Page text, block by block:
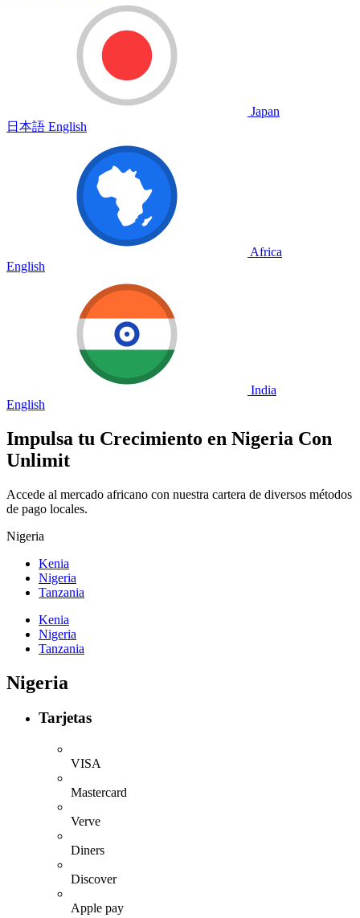
Japan
日本語 English
Africa
English
India
English
Impulsa tu Crecimiento en Nigeria Con
Unlimit
Accede al mercado africano con nuestra cartera de diversos métodos
de pago locales.
Nigeria
Kenia
Nigeria
Tanzania
Kenia
Nigeria
Tanzania
Nigeria
Tarjetas
VISA
Mastercard
Verve
Diners
Discover
Apple pay